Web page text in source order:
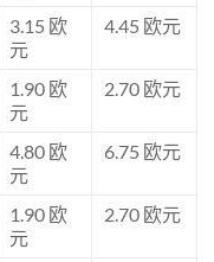
3.15 欧
元
4.45 欧元
1.90 欧
元
2.70 欧元
4.80 欧
元
6.75 欧元
1.90 欧
元
2.70 欧元